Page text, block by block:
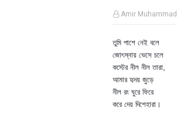
Amir Muhammad
তুমি পাশে নেই বলে
জোৎস্নায় ভেসে চলে
কস্টের নীল নীল তারা,
আমার হৃদয় জুড়ে
নীল রং ঘুরে ফিরে
করে দেয় দিশেহারা।